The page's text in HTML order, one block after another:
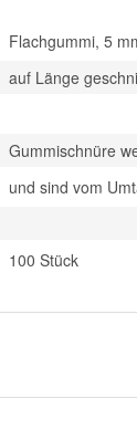
Flachgummi, 5
auf Länge
Gummischnüre
und sind vom
100 Stück